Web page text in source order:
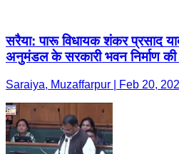
सरैया: पारू विधायक शंकर प्रसाद
अनुमंडल के सरकारी भवन निर्माण की
Saraiya, Muzaffarpur | Feb 20,